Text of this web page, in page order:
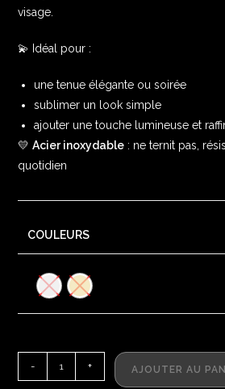
visage.
💫 Idéal pour :
une tenue élégante ou soirée
sublimer un look simple
ajouter une touche lumineuse et
💛Acier inoxydable : ne ternit pas,
quotidien
COULEURS
- + AJOUTER AU